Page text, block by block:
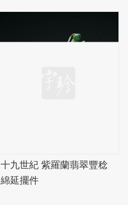
十九世紀 紫羅蘭翡翠豐稔
綿延擺件